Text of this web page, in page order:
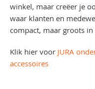
winkel, maar creëer je
waar klanten en
compact, maar groots in
Klik hier voor JURA
accessoires